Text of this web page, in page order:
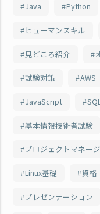
Java Python
ヒューマンスキル
見どころ紹介
試験対策 AWS
JavaScript
基本情報技術者試験
プロジェクトマネー
Linux基礎 資格
プレゼンテーション